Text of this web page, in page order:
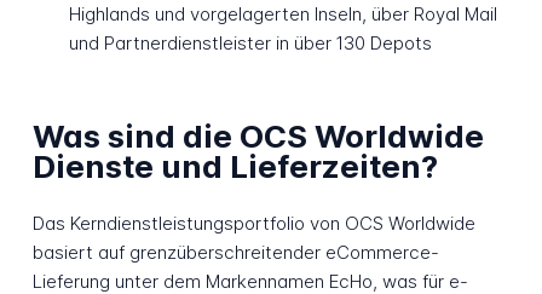
Highlands und vorgelagerten Inseln, über Royal Mail
und Partnerdienstleister in über 130 Depots
Was sind die OCS Worldwide
Dienste und Lieferzeiten?
Das Kerndienstleistungsportfolio von OCS Worldwide
basiert auf grenzüberschreitender eCommerce-
Lieferung unter dem Markennamen EcHo, was für e-